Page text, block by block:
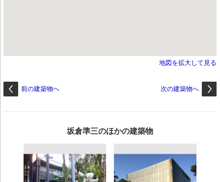
地図を拡大して見る
前の建築物へ 次の建築物へ
坂倉準三のほかの建築物